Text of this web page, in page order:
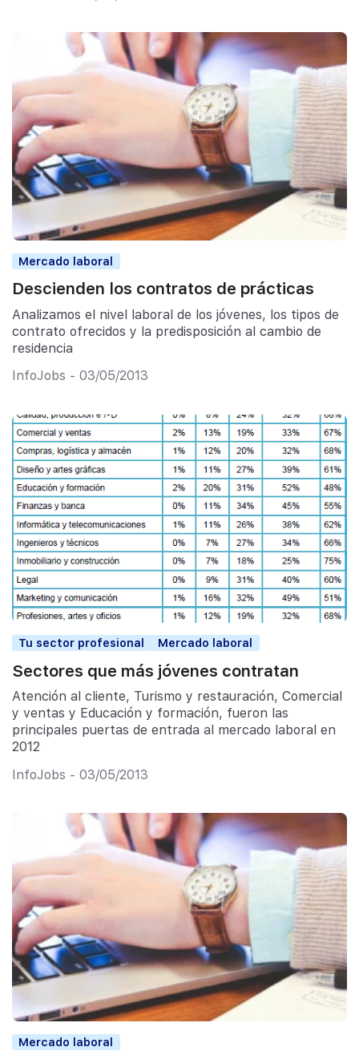
Mercado laboral
Descienden los contratos de prácticas
Analizamos el nivel laboral de los jóvenes, los tipos de
contrato ofrecidos y la predisposición al cambio de
residencia
InfoJobs - 03/05/2013
Tu sector profesional Mercado laboral
Sectores que más jóvenes contratan
Atención al cliente, Turismo y restauración, Comercial
y ventas y Educación y formación, fueron las
principales puertas de entrada al mercado laboral en
2012
InfoJobs - 03/05/2013
Mercado laboral